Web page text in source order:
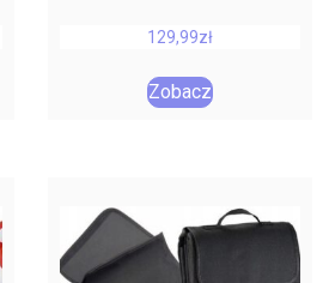
129,99zł
Zobacz